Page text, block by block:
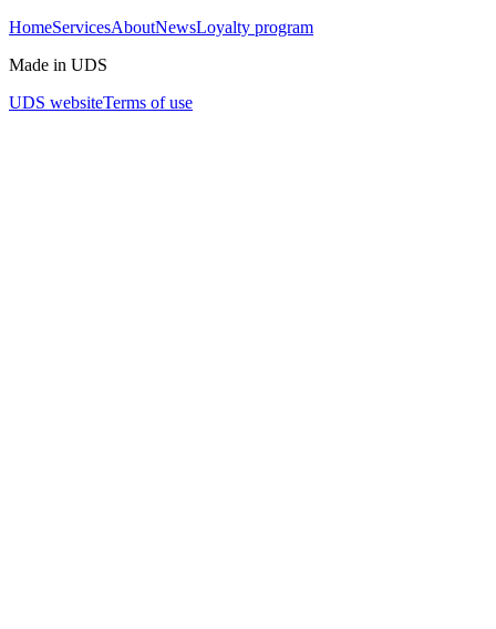
HomeServicesAboutNewsLoyalty program
Made in UDS
UDS websiteTerms of use